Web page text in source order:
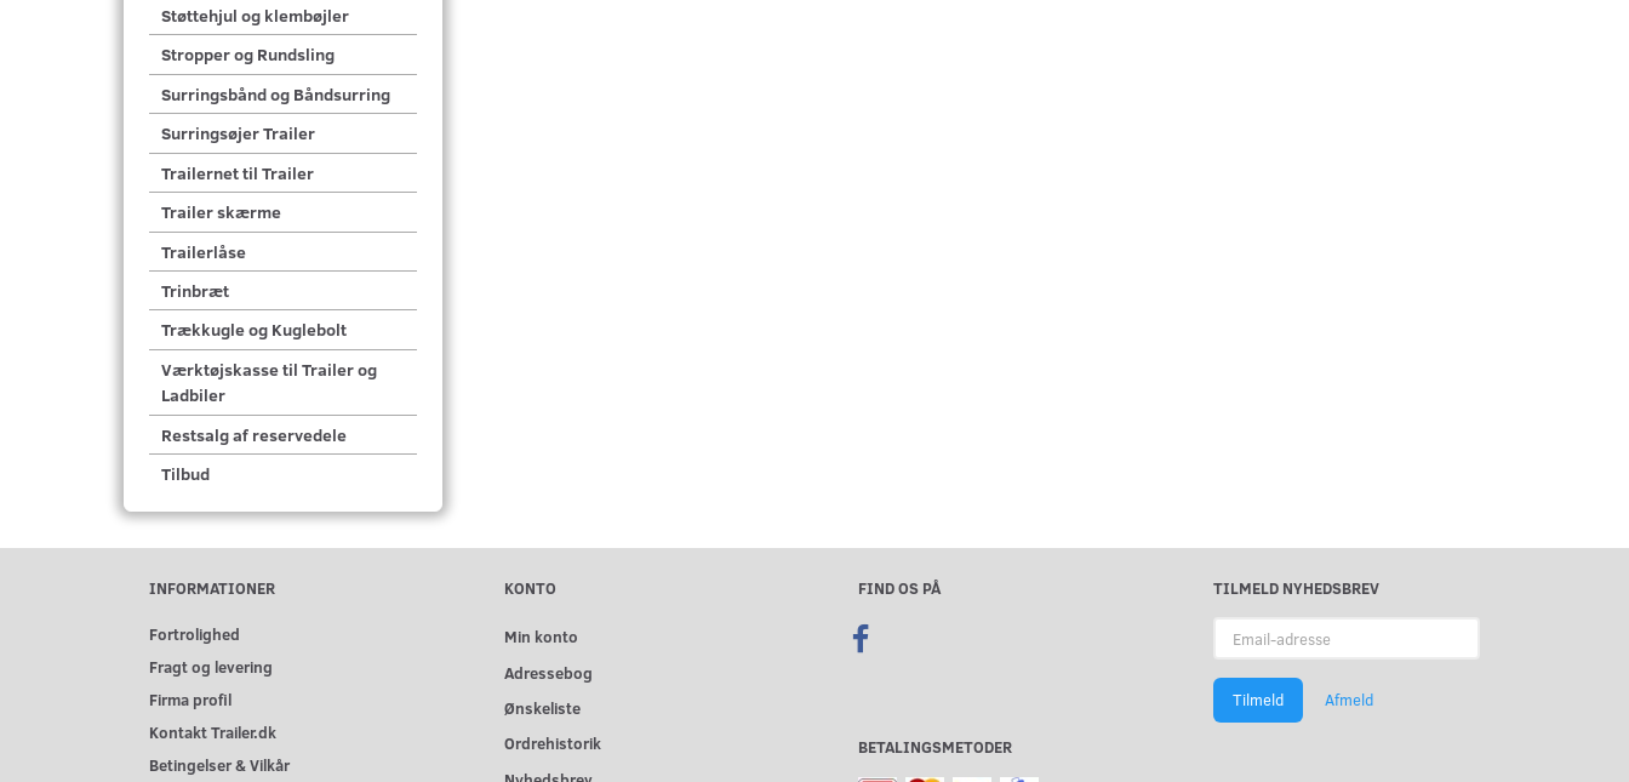
Støttehjul og klembøjler
Stropper og Rundsling
Surringsbånd og Båndsurring
Surringsøjer Trailer
Trailernet til Trailer
Trailer skærme
Trailerlåse
Trinbræt
Trækkugle og Kuglebolt
Værktøjskasse til Trailer og
Ladbiler
Restsalg af reservedele
Tilbud
INFORMATIONER
Fortrolighed
Fragt og levering
Firma profil
Kontakt Trailer.dk
Betingelser & Vilkår
KONTO
Min konto
Adressebog
Ønskeliste
Ordrehistorik
FIND OS PÅ
BETALINGSMETODER
TILMELD NYHEDSBREV
adresse
Tilmeld Afmeld